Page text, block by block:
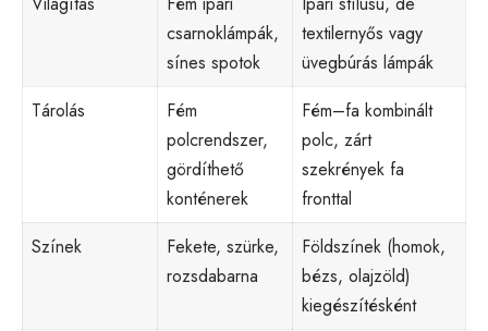
csarnoklámpák,
sínes spotok
textilernyős vagy
üvegbúrás lámpák
Tárolás
Fém
polcrendszer,
gördíthető
konténerek
Fém–fa kombinált
polc, zárt
szekrények fa
fronttal
Színek
Fekete, szürke,
rozsdabarna
Földszínek (homok,
bézs, olajzöld)
kiegészítésként